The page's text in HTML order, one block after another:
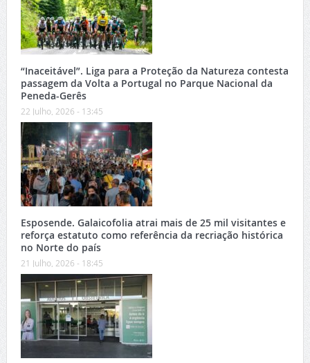
“Inaceitável”. Liga para a Proteção da Natureza contesta
passagem da Volta a Portugal no Parque Nacional da
Peneda-Gerês
22 Julho, 2026 - 13:45
Esposende. Galaicofolia atrai mais de 25 mil visitantes e
reforça estatuto como referência da recriação histórica
no Norte do país
21 Julho, 2026 - 18:45